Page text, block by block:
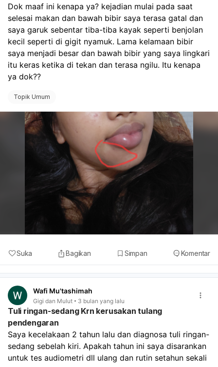
Dok maaf ini kenapa ya? kejadian mulai pada saat
selesai makan dan bawah bibir saya terasa gatal dan
saya garuk sebentar tiba-tiba kayak seperti benjolan
kecil seperti di gigit nyamuk. Lama kelamaan bibir
saya menjadi besar dan bawah bibir yang saya lingkari
itu keras ketika di tekan dan terasa ngilu. Itu kenapa
ya dok??
Topik Umum
Suka Bagikan Simpan Komentar
Wafi Mu'tashimah
Gigi dan Mulut 3 bulan yang lalu
Tuli ringan-sedang Krn kerusakan tulang
pendengaran
Saya kecelakaan 2 tahun lalu dan diagnosa tuli ringan-
sedang sebelah kiri. Apakah tahun ini saya disarankan
untuk tes audiometri dll ulang dan rutin setahun sekali